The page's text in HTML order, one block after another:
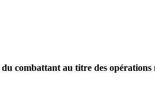
combattant au titre des opérations